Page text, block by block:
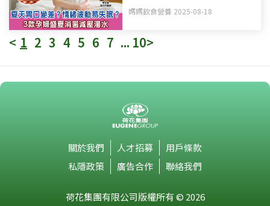
媽媽飲食營養 2025-08-18
< 1 2 3 4 5 6 7 ... 10>
關於我們 人才招募
用戶條款
私隱政策
廣告合作 聯絡我們
荷花集團有限公司版權所有 © 2026